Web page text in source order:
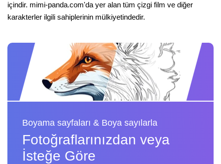
içindir. mimi-panda.com'da yer alan tüm çizgi film ve diğer
karakterler ilgili sahiplerinin mülkiyetindedir.
Boyama sayfaları & Boya sayılarla
Fotoğraflarınızdan veya
İsteğe Göre